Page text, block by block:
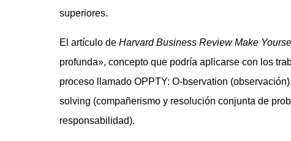
superiores.
El artículo de Harvard Business Review Make
profunda», concepto que podría aplicarse con los
proceso llamado OPPTY: O-bservation
solving (compañerismo y resolución conjunta de
responsabilidad).